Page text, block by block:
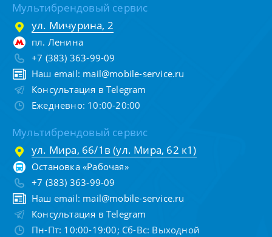
Мультибрендовый сервис
ул. Мичурина, 2
пл. Ленина
+7 (383) 363-99-09
Наш email: mail@mobile-service.ru
Консультация в Telegram
Ежедневно: 10:00-20:00
Мультибрендовый сервис
ул. Мира, 66/1в (ул. Мира, 62 к1)
Остановка «Рабочая»
+7 (383) 363-99-09
Наш email: mail@mobile-service.ru
Консультация в Telegram
Пн-Пт: 10:00-19:00; Сб-Вс: Выходной